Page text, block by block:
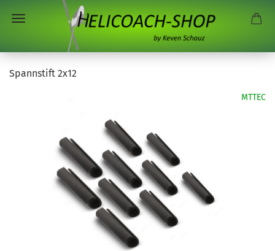
Spannstift 2x12
MTTEC